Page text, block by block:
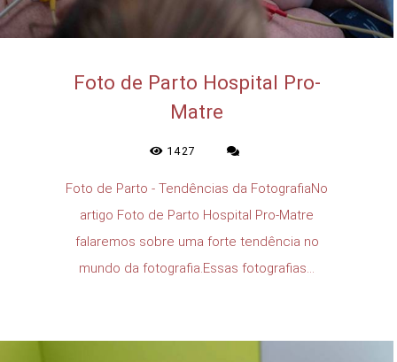
Foto de Parto Hospital Pro-
Matre
1427
Foto de Parto - Tendências da FotografiaNo
artigo Foto de Parto Hospital Pro-Matre
falaremos sobre uma forte tendência no
mundo da fotografia.Essas fotografias...